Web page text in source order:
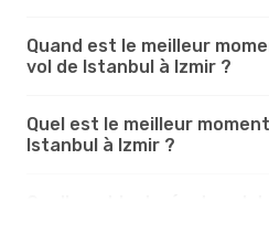
Quand est le meilleur
vol de Istanbul à Izmir ?
Quel est le meilleur
Istanbul à Izmir ?